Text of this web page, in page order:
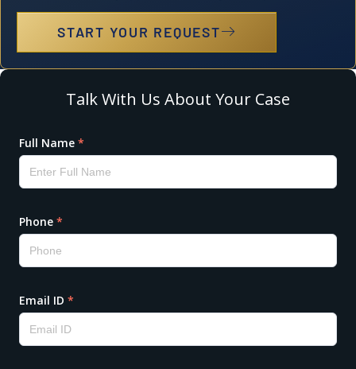
START YOUR REQUEST